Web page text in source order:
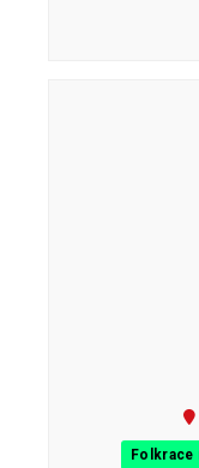
Folkrace